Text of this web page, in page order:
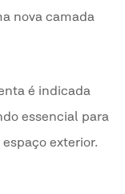
nova camada
é indicada
essencial para
exterior.